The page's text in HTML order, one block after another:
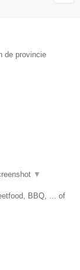
de provincie
▼
BBQ, ... of